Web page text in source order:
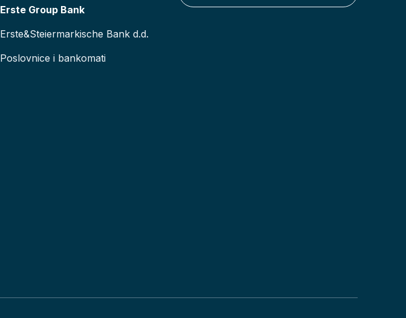
Erste Group Bank
Erste&Steiermarkische Bank d.d.
Poslovnice i bankomati